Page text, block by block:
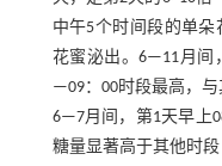
中午5个时间段的单
花蜜泌出。6—11月间
—09：00时段最高，
6—7月间，第1天早上
糖量显著高于其他时段